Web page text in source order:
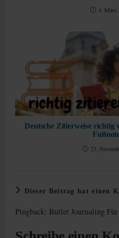
4. März
Deutsche Zitierweise richtig
23.
Dieser Beitrag hat einen
Pingback: Bullet Journaling